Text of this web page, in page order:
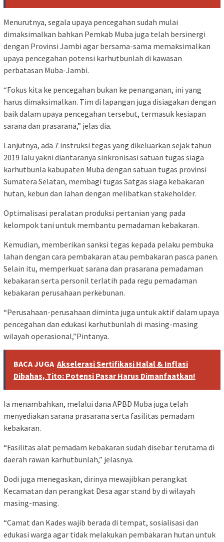
Menurutnya, segala upaya pencegahan sudah mulai
dimaksimalkan bahkan Pemkab Muba juga telah bersinergi
dengan Provinsi Jambi agar bersama-sama memaksimalkan
upaya pencegahan potensi karhutbunlah di kawasan
perbatasan Muba-Jambi.
“Fokus kita ke pencegahan bukan ke penanganan, ini yang
harus dimaksimalkan. Tim di lapangan juga disiagakan dengan
baik dalam upaya pencegahan tersebut, termasuk kesiapan
sarana dan prasarana,” jelas dia.
Lanjutnya, ada 7 instruksi tegas yang dikeluarkan sejak tahun
2019 lalu yakni diantaranya sinkronisasi satuan tugas siaga
karhutbunla kabupaten Muba dengan satuan tugas provinsi
Sumatera Selatan, membagi tugas Satgas siaga kebakaran
hutan, kebun dan lahan dengan melibatkan stakeholder.
Optimalisasi peralatan produksi pertanian yang pada
kelompok tani untuk membantu pemadaman kebakaran.
Kemudian, memberikan sanksi tegas kepada pelaku pembuka
lahan dengan cara pembakaran atau pembakaran pasca panen.
Selain itu, memperkuat sarana dan prasarana pemadaman
kebakaran serta personil terlatih pada regu pemadaman
kebakaran perusahaan perkebunan.
“Perusahaan-perusahaan diminta juga untuk aktif dalam upaya
pencegahan dan edukasi karhutbunlah di masing-masing
wilayah operasional,”Pintanya.
BACA JUGA Akselerasi Sertifikasi Halal & Inflasi
Dibahas, Tito: Potensi Pasar Harus Dimanfaatkan!
Ia menambahkan, melalui dana APBD Muba juga telah
menyediakan sarana prasarana serta fasilitas pemadam
kebakaran.
“Fasilitas alat pemadam kebakaran sudah disebar terutama di
daerah rawan karhutbunlah,” jelasnya.
Dodi juga menegaskan, dirinya mewajibkan perangkat
Kecamatan dan perangkat Desa agar stand by di wilayah
masing-masing.
“Camat dan Kades wajib berada di tempat, sosialisasi dan
edukasi warga agar tidak melakukan pembakaran hutan untuk